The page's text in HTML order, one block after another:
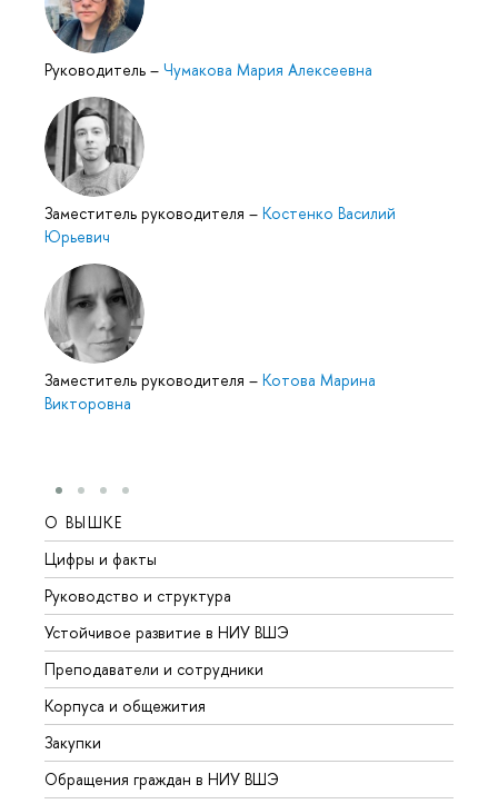
Руководитель – Чумакова Мария Алексеевна
Заместитель руководителя – Костенко Василий
Юрьевич
Заместитель руководителя – Котова Марина
Викторовна
О ВЫШКЕ
Цифры и факты
Руководство и структура
Устойчивое развитие в НИУ ВШЭ
Преподаватели и сотрудники
Корпуса и общежития
Закупки
Обращения граждан в НИУ ВШЭ